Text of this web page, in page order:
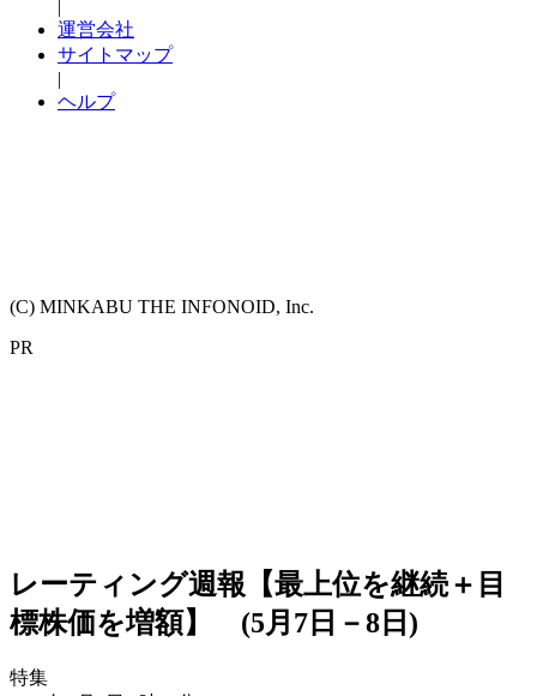
|
運営会社
サイトマップ
|
ヘルプ
(C) MINKABU THE INFONOID, Inc.
PR
レーティング週報【最上位を継続＋目
標株価を増額】 (5月7日－8日)
特集